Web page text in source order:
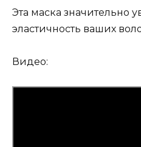
Эта маска значительно
эластичность ваших
Видео: